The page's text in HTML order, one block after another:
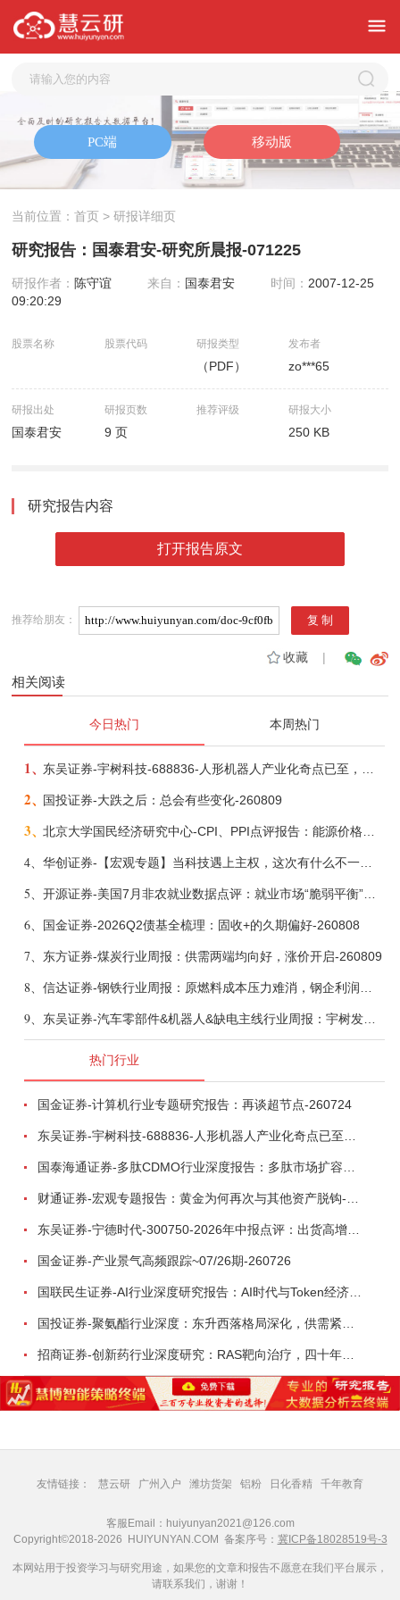
当前位置：首页 > 研报详细页
研究报告：国泰君安-研究所晨报-071225
研报作者： 陈守谊 来自： 国泰君安 时间： 2007-12-25
09:20:29
股票名称 股票代码 研报类型
（PDF）
发布者
zo***65
研报出处
国泰君安
研报页数
9 页
推荐评级 研报大小
250 KB
研究报告内容
打开报告原文
推荐给朋友：
收藏|
相关阅读
今日热门 本周热门
1、
2、国投证券-大跌之后：总会有些变化-260809
3、 北京大学国民经济研究中心-CPI、PPI点评报告：能源价格继续下降，通胀率小幅走低-260809
4、 华创证券-【宏观专题】当科技遇上主权，这次有什么不一样？——海外科技思辨系列五-260808
5、 开源证券-美国7月非农就业数据点评：就业市场“脆弱平衡”，美联储加息动力并不高-260808
6、 国金证券-2026Q2债基全梳理：固收+的久期偏好-260808
7、 东方证券-煤炭行业周报：供需两端均向好，涨价开启-260809
8、
9、 东吴证券-汽车零部件&机器人&缺电主线行业周报：宇树发行价确认，卡特彼勒重启中速机项目-260809
热门行业
国金证券-计算机行业专题研究报告：再谈超节点-260724
东吴证券-宁德时代-300750-2026年中报点评：出货高增业绩稳健，回购彰显龙头信心-260726
国金证券-产业景气高频跟踪~07/26期-260726
国联民生证券-AI行业深度研究报告：AI时代与Token经济，从技术符号到数字石油-260801
招商证券-创新药行业深度研究：RAS靶向治疗，四十年不可成药的终结，与终结之后的治疗格局演化-260805
友情链接： 慧云研 广州入户 潍坊货架 铝粉 日化香精 千年教育
客服Email：huiyunyan2021@126.com
Copyright©2018-2026 HUIYUNYAN.COM 备案序号： 冀ICP备18028519号-3
本网站用于投资学习与研究用途，如果您的文章和报告不愿意在我们平台展示，
请联系我们，谢谢！